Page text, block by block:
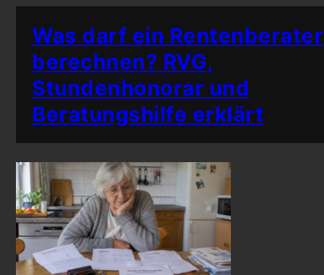
Was darf ein Rentenberater
berechnen? RVG,
Stundenhonorar und
Beratungshilfe erklärt